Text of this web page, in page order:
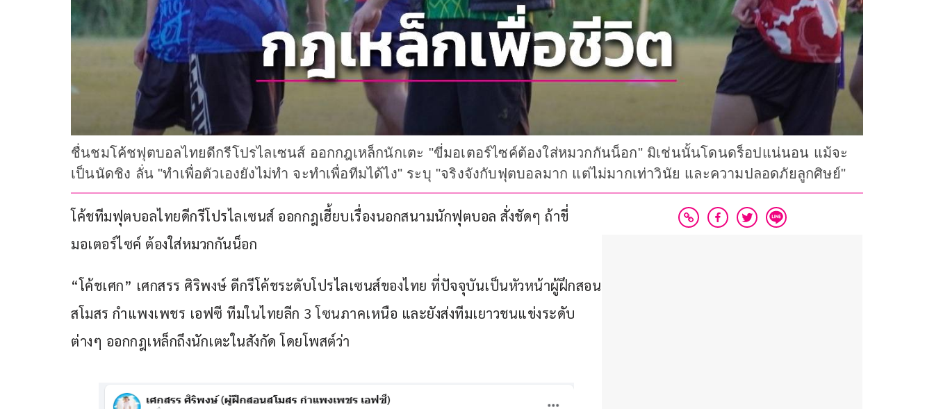
ชื่นชมโค้ชฟุตบอลไทยดีกรีโปรไลเซนส์ ออกกฎเหล็กนักเตะ "ขี่มอเตอร์ไซค์ต้องใส่หมวกกันน็อก" มิเช่นนั้นโดนดร็อปแน่นอน แม้จะ
เป็นนัดชิง ลั่น "ทำเพื่อตัวเองยังไม่ทำ จะทำเพื่อทีมได้ไง" ระบุ "จริงจังกับฟุตบอลมาก แต่ไม่มากเท่าวินัย และความปลอดภัยลูกศิษย์"
โค้ชทีมฟุตบอลไทยดีกรีโปรไลเซนส์ ออกกฎเฮี้ยบเรื่องนอกสนามนักฟุตบอล สั่งชัดๆ ถ้าขี่
มอเตอร์ไซค์ ต้องใส่หมวกกันน็อก
“โค้ชเศก” เศกสรร ศิริพงษ์ ดีกรีโค้ชระดับโปรไลเซนส์ของไทย ที่ปัจจุบันเป็นหัวหน้าผู้ฝึกสอน
สโมสร กำแพงเพชร เอฟซี ทีมในไทยลีก 3 โซนภาคเหนือ และยังส่งทีมเยาวชนแข่งระดับ
ต่างๆ ออกกฎเหล็กถึงนักเตะในสังกัด โดยโพสต์ว่า